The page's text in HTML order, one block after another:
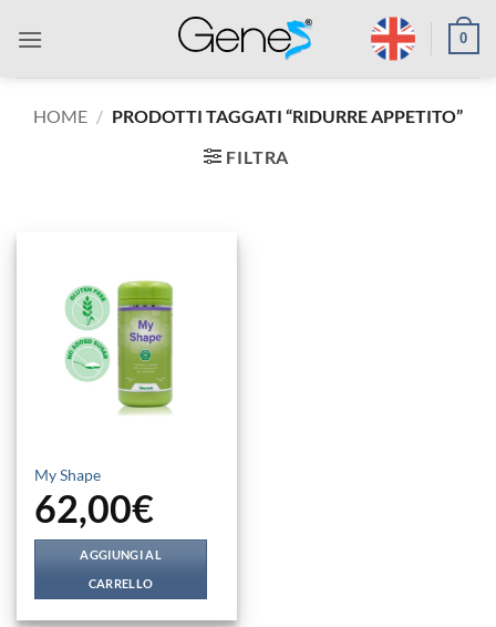
0
HOME / PRODOTTI TAGGATI “RIDURRE APPETITO”
FILTRA
My Shape
62,00€
AGGIUNGI AL
CARRELLO